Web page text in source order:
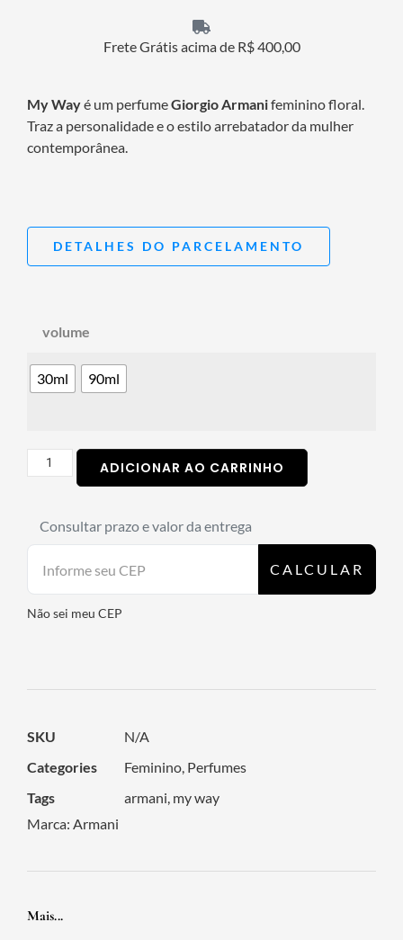
Frete Grátis acima de R$ 400,00
My Wayé um perfumeGiorgio Armanifeminino floral.
Traz a personalidade e o estilo arrebatador da mulher
contemporânea.
DETALHES DO PARCELAMENTO
volume
30ml 90ml
ADICIONAR AO CARRINHO
Consultar prazo e valor da entrega
CALCULAR
Não sei meu CEP
SKU
N/A
Categories
Feminino, Perfumes
Tags
armani, my way
Marca: Armani
Mais...